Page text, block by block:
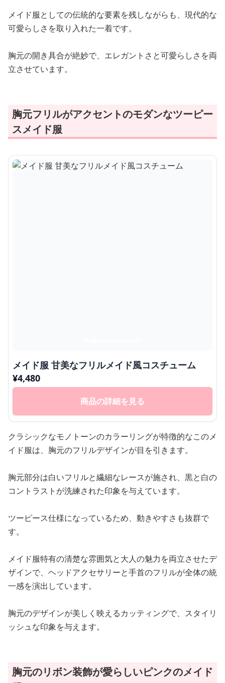
メイド服としての伝統的な要素を残しながらも、現代的な
可愛らしさを取り入れた一着です。
胸元の開き具合が絶妙で、エレガントさと可愛らしさを両
立させています。
胸元フリルがアクセントのモダンなツーピー
スメイド服
メイド服 甘美なフリルメイド風コスチューム
¥4,480
商品の詳細を見る
クラシックなモノトーンのカラーリングが特徴的なこのメ
イド服は、胸元のフリルデザインが目を引きます。
胸元部分は白いフリルと繊細なレースが施され、黒と白の
コントラストが洗練された印象を与えています。
ツーピース仕様になっているため、動きやすさも抜群で
す。
メイド服特有の清楚な雰囲気と大人の魅力を両立させたデ
ザインで、ヘッドアクセサリーと手首のフリルが全体の統
一感を演出しています。
胸元のデザインが美しく映えるカッティングで、スタイリ
ッシュな印象を与えます。
胸元のリボン装飾が愛らしいピンクのメイド